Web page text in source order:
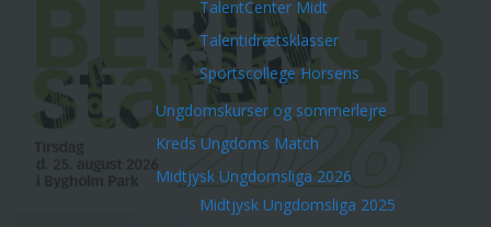
TalentCenter Midt
Talentidrætsklasser
Sportscollege Horsens
Ungdomskurser og sommerlejre
Kreds Ungdoms Match
Midtjysk Ungdomsliga 2026
Midtjysk Ungdomsliga 2025